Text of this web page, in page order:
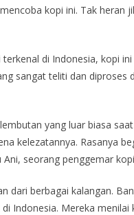
kopi ini. Tak heran
di Indonesia, kopi
sangat teliti dan diproses
yang luar biasa
kelezatannya. Rasanya
seorang penggemar
dari berbagai kalangan.
Indonesia. Mereka